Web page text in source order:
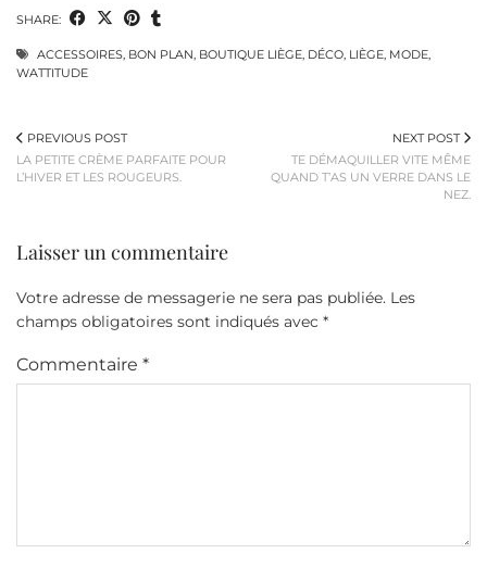
SHARE:
ACCESSOIRES, BON PLAN, BOUTIQUE LIÈGE, DÉCO, LIÈGE, MODE,
WATTITUDE
PREVIOUS POST
LA PETITE CRÈME PARFAITE POUR
L’HIVER ET LES ROUGEURS.
NEXT POST
TE DÉMAQUILLER VITE MÊME
QUAND T’AS UN VERRE DANS LE
NEZ.
Laisser un commentaire
Votre adresse de messagerie ne sera pas publiée. Les
champs obligatoires sont indiqués avec *
Commentaire *